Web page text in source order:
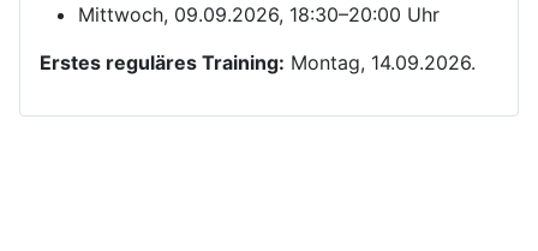
Mittwoch, 09.09.2026, 18:30–20:00 Uhr
Erstes reguläres Training: Montag, 14.09.2026.